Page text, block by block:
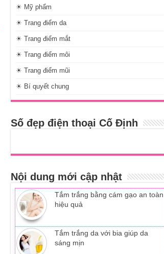
☀ Mỹ phẩm
☀ Trang điểm da
☀ Trang điểm mắt
☀ Trang điểm môi
☀ Trang điểm mũi
☀ Bí quyết chung
Số đẹp điện thoại Cố Định
Nội dung mới cập nhật
Tắm trắng bằng cám gạo an toàn
hiệu quả
Tắm trắng da với bia giúp da
sáng mịn